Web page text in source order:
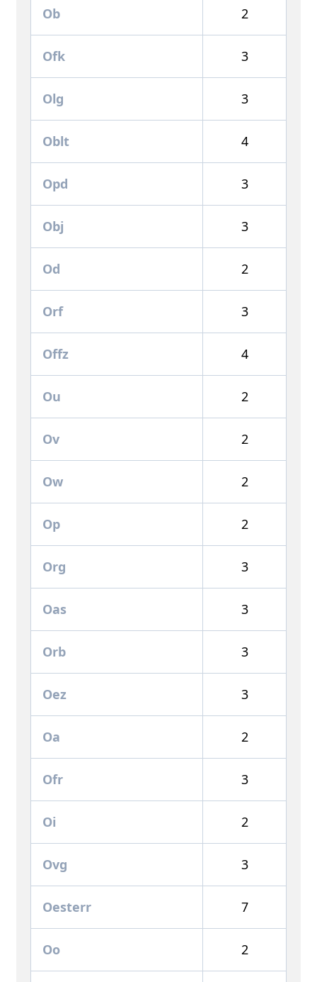
Ob 2
Ofk 3
Olg 3
Oblt 4
Opd 3
Obj 3
Od 2
Orf 3
Offz 4
Ou 2
Ov 2
Ow 2
Op 2
Org 3
Oas 3
Orb 3
Oez 3
Oa 2
Ofr 3
Oi 2
Ovg 3
Oesterr 7
Oo 2